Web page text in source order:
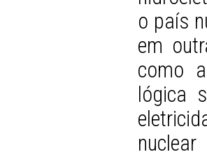
o país
em
como
lógica